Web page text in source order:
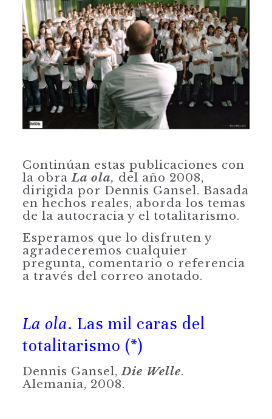
Continúan estas publicaciones con
la obraLa ola, del año 2008,
dirigida por Dennis Gansel. Basada
en hechos reales, aborda los temas
de la autocracia y el totalitarismo.
Esperamos que lo disfruten y
agradeceremos cualquier
pregunta, comentario o referencia
a través del correo anotado.
La ola. Las mil caras del
totalitarismo (*)
Dennis Gansel,Die Welle.
Alemania, 2008.